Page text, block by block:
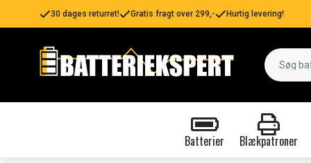
30 dages returret! Gratis fragt over 299,- Hurtig levering!
Batterier Blækpatroner